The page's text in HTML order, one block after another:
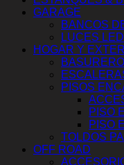
GARAGE
BANCOS
LUCES
HOGAR Y
PISOS
PISO
PISO
TOLDOS
OFF ROAD